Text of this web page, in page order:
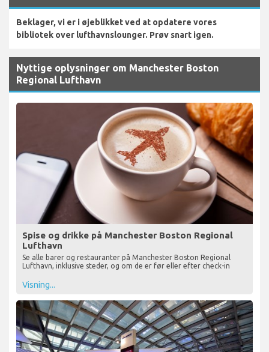
Beklager, vi er i øjeblikket ved at opdatere vores
bibliotek over lufthavnslounger. Prøv snart igen.
Nyttige oplysninger om Manchester Boston
Regional Lufthavn
Spise og drikke på Manchester Boston Regional
Lufthavn
Se alle barer og restauranter på Manchester Boston Regional
Lufthavn, inklusive steder, og om de er før eller efter check-in
Visning...